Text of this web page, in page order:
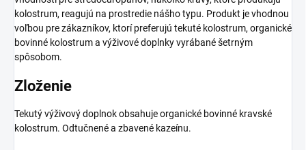
kolostrum, reagujú na prostredie nášho typu. Produkt je vhodnou
voľbou pre zákazníkov, ktorí preferujú tekuté kolostrum, organické
bovinné kolostrum a výživové doplnky vyrábané šetrným
spôsobom.
Zloženie
Tekutý výživový doplnok obsahuje organické bovinné kravské
kolostrum. Odtučnené a zbavené kazeínu.